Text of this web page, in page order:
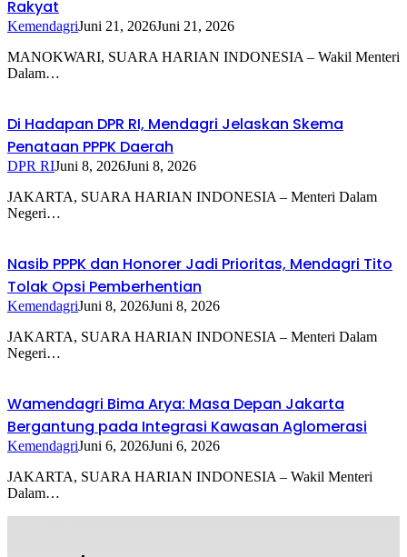
Rakyat
KemendagriJuni 21, 2026Juni 21, 2026
MANOKWARI, SUARA HARIAN INDONESIA – Wakil Menteri
Dalam…
Di Hadapan DPR RI, Mendagri Jelaskan Skema
Penataan PPPK Daerah
DPR RIJuni 8, 2026Juni 8, 2026
JAKARTA, SUARA HARIAN INDONESIA – Menteri Dalam
Negeri…
Nasib PPPK dan Honorer Jadi Prioritas, Mendagri Tito
Tolak Opsi Pemberhentian
KemendagriJuni 8, 2026Juni 8, 2026
JAKARTA, SUARA HARIAN INDONESIA – Menteri Dalam
Negeri…
Wamendagri Bima Arya: Masa Depan Jakarta
Bergantung pada Integrasi Kawasan Aglomerasi
KemendagriJuni 6, 2026Juni 6, 2026
JAKARTA, SUARA HARIAN INDONESIA – Wakil Menteri
Dalam…